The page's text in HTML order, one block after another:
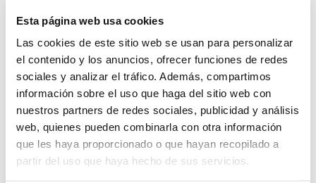
Esta página web usa cookies
Las cookies de este sitio web se usan para personalizar
el contenido y los anuncios, ofrecer funciones de redes
sociales y analizar el tráfico. Además, compartimos
información sobre el uso que haga del sitio web con
nuestros partners de redes sociales, publicidad y análisis
web, quienes pueden combinarla con otra información
que les haya proporcionado o que hayan recopilado a
partir del uso que haya hecho de sus servicios.